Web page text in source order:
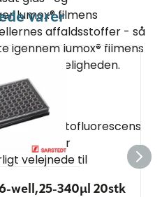
lumox® filmens
affaldsstoffer - så
igennem lumox® filmens
celledødeligheden.
lav autofluorescens
hvilket gør
velejnede til
varer
well,25-340µl 20stk